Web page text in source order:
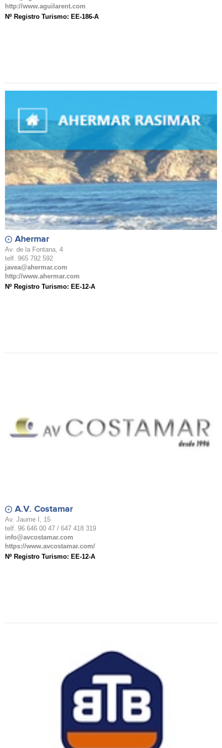
http://www.aguilarent.com
Nº Registro Turismo: EE-186-A
Ahermar
Av. de la Fontana, 4
telf. 965 792 592
javea@ahermar.com
http://www.ahermar.com
Nº Registro Turismo: EE-12-A
A.V. Costamar
Av. Jaume I, 15
telf. 96 646 00 47 / 647 418 319
info@avcostamar.com
https://www.avcostamar.com/
Nº Registro Turismo: EE-12-A